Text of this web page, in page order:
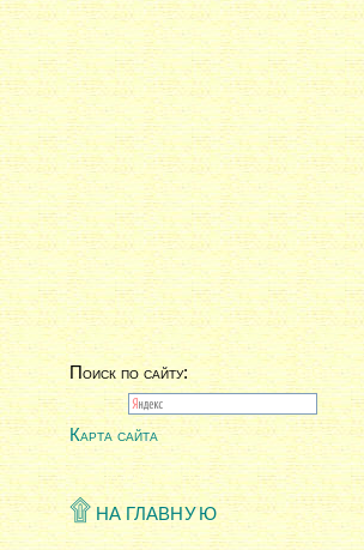
Поиск по сайту:
Карта сайта
۩ НА ГЛАВНУЮ
۩ НА ГЛАВНУЮ